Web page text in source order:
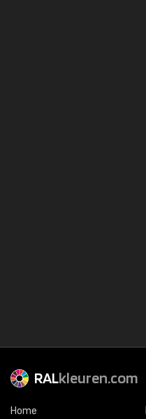
RALkleuren.com
Home